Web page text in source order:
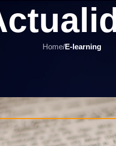
Home/E-learning
que como